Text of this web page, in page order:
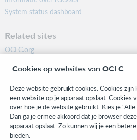
System status dashboard
Related sites
OCLC.org
Community
Research
WebJunction
Developer Network
Stay in the know.
Cookies op websites van OCLC
Deze website gebruikt cookies. Cookies zijn
een website op je apparaat opslaat. Cookies
over hoe je de website gebruikt. Kies je
Dan ga je ermee akkoord dat je browser
apparaat opslaat. Zo kunnen wij je een
bieden.